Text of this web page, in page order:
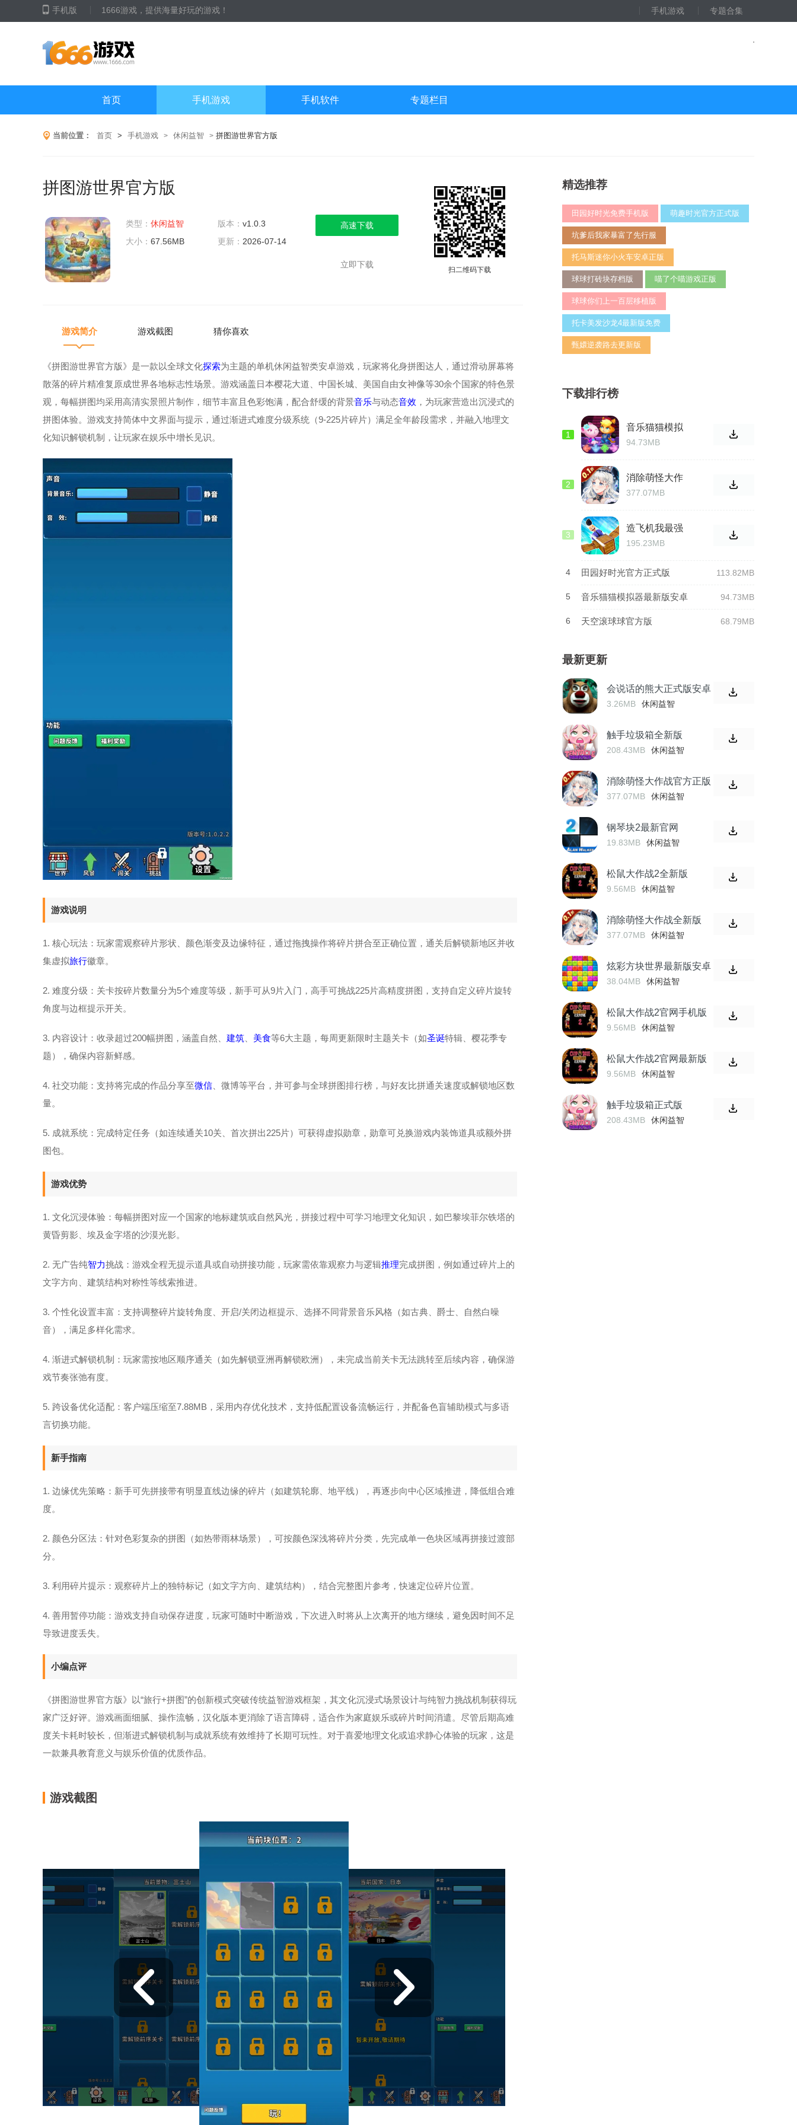
手机版 1666游戏，提供海量好玩的游戏！ 手机游戏 专题合集
首页 手机游戏 手机软件 专题栏目
当前位置： 首页 > 手机游戏 > 休闲益智 > 拼图游世界官方版
拼图游世界官方版
类型： 休闲益智 版本： v1.0.3
大小： 67.56MB 更新： 2026-07-14
高速下载
立即下载
扫二维码下载
游戏简介 游戏截图 猜你喜欢
《拼图游世界官方版》是一款以全球文化探索为主题的单机休闲益智类安卓游戏，玩家将化身拼图达人，通过滑动屏幕将
散落的碎片精准复原成世界各地标志性场景。游戏涵盖日本樱花大道、中国长城、美国自由女神像等30余个国家的特色景
观，每幅拼图均采用高清实景照片制作，细节丰富且色彩饱满，配合舒缓的背景音乐与动态音效 ，为玩家营造出沉浸式的
拼图体验。游戏支持简体中文界面与提示，通过渐进式难度分级系统（9-225片碎片）满足全年龄段需求，并融入地理文
化知识解锁机制，让玩家在娱乐中增长见识。
游戏说明
1. 核心玩法：玩家需观察碎片形状、颜色渐变及边缘特征，通过拖拽操作将碎片拼合至正确位置，通关后解锁新地区并收
集虚拟旅行徽章。
2. 难度分级：关卡按碎片数量分为5个难度等级，新手可从9片入门，高手可挑战225片高精度拼图，支持自定义碎片旋转
角度与边框提示开关。
3. 内容设计：收录超过200幅拼图，涵盖自然、 建筑 美食等6大主题，每周更新限时主题关卡（如圣诞特辑、樱花季专
题），确保内容新鲜感。
4. 社交功能：支持将完成的作品分享至微信 、微博等平台，并可参与全球拼图排行榜，与好友比拼通关速度或解锁地区数
量。
5. 成就系统：完成特定任务（如连续通关10关、首次拼出225片）可获得虚拟勋章，勋章可兑换游戏内装饰道具或额外拼
图包。
游戏优势
1. 文化沉浸体验：每幅拼图对应一个国家的地标建筑或自然风光，拼接过程中可学习地理文化知识，如巴黎埃菲尔铁塔的
黄昏剪影、埃及金字塔的沙漠光影。
2. 无广告纯智力挑战：游戏全程无提示道具或自动拼接功能，玩家需依靠观察力与逻辑推理完成拼图，例如通过碎片上的
文字方向、建筑结构对称性等线索推进。
3. 个性化设置丰富：支持调整碎片旋转角度、开启/关闭边框提示、选择不同背景音乐风格（如古典、爵士、自然白噪
音），满足多样化需求。
4. 渐进式解锁机制：玩家需按地区顺序通关（如先解锁亚洲再解锁欧洲），未完成当前关卡无法跳转至后续内容，确保游
戏节奏张弛有度。
5. 跨设备优化适配：客户端压缩至7.88MB，采用内存优化技术，支持低配置设备流畅运行，并配备色盲辅助模式与多语
言切换功能。
新手指南
1. 边缘优先策略：新手可先拼接带有明显直线边缘的碎片（如建筑轮廓、地平线），再逐步向中心区域推进，降低组合难
度。
2. 颜色分区法：针对色彩复杂的拼图（如热带雨林场景），可按颜色深浅将碎片分类，先完成单一色块区域再拼接过渡部
分。
3. 利用碎片提示：观察碎片上的独特标记（如文字方向、建筑结构），结合完整图片参考，快速定位碎片位置。
4. 善用暂停功能：游戏支持自动保存进度，玩家可随时中断游戏，下次进入时将从上次离开的地方继续，避免因时间不足
导致进度丢失。
小编点评
《拼图游世界官方版》以“旅行+拼图”的创新模式突破传统益智游戏框架，其文化沉浸式场景设计与纯智力挑战机制获得玩
家广泛好评。游戏画面细腻、操作流畅，汉化版本更消除了语言障碍，适合作为家庭娱乐或碎片时间消遣。尽管后期高难
度关卡耗时较长，但渐进式解锁机制与成就系统有效维持了长期可玩性。对于喜爱地理文化或追求静心体验的玩家，这是
一款兼具教育意义与娱乐价值的优质作品。
游戏截图
精选推荐
田园好时光免费手机版 萌趣时光官方正式版
坑爹后我家暴富了先行服
托马斯迷你小火车安卓正版
球球打砖块存档版 喵了个喵游戏正版
球球你们上一百层移植版
托卡美发沙龙4最新版免费
甄嬛逆袭路去更新版
下载排行榜
1
音乐猫猫模拟
器官方免费
94.73MB
2
消除萌怪大作
战官网安卓版
377.07MB
3
造飞机我最强
最新版
195.23MB
4 田园好时光官方正式版 113.82MB
5 音乐猫猫模拟器最新版安卓 94.73MB
6 天空滚球球官方版 68.79MB
最新更新
会说话的熊大正式版安卓
3.26MB 休闲益智
触手垃圾箱全新版
208.43MB 休闲益智
消除萌怪大作战官方正版
377.07MB 休闲益智
钢琴块2最新官网
19.83MB 休闲益智
松鼠大作战2全新版
9.56MB 休闲益智
消除萌怪大作战全新版
377.07MB 休闲益智
炫彩方块世界最新版安卓
38.04MB 休闲益智
松鼠大作战2官网手机版
9.56MB 休闲益智
松鼠大作战2官网最新版
9.56MB 休闲益智
触手垃圾箱正式版
208.43MB 休闲益智